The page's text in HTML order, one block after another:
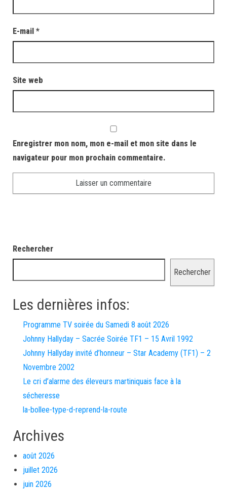
E-mail *
Site web
Enregistrer mon nom, mon e-mail et mon site dans le
navigateur pour mon prochain commentaire.
Rechercher
Rechercher
Les dernières infos:
Programme TV soirée du Samedi 8 août 2026
Johnny Hallyday – Sacrée Soirée TF1 – 15 Avril 1992
Johnny Hallyday invité d’honneur – Star Academy (TF1) – 2
Novembre 2002
Le cri d’alarme des éleveurs martiniquais face à la
sécheresse
la-bollee-type-d-reprend-la-route
Archives
août 2026
juillet 2026
juin 2026